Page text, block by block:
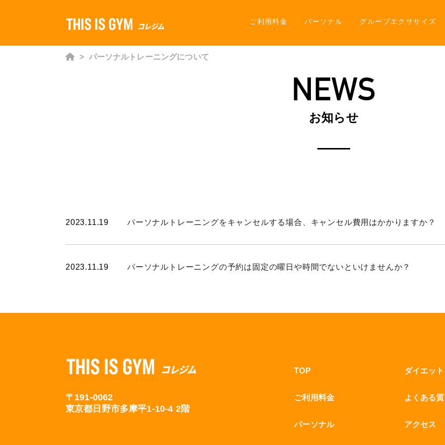
ご利用料金 パーソナル グループエクササイズ
NEWS
お知らせ
> パーソナルトレーニングについて
2023.11.19 パーソナルトレーニングをキャンセルする場合、キャンセル費用はかかりますか？
2023.11.19 パーソナルトレーニングの予約は固定の曜日や時間でないといけませんか？
〒191-0062
東京都日野市多摩平1-10-4 2階
TOP
ご利用料金
パーソナル
ダイエット
よくある
アクセス